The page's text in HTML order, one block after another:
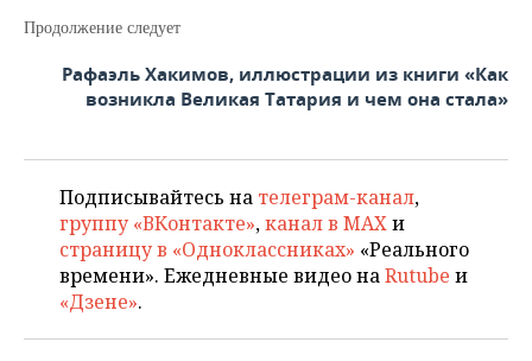
Продолжение следует
Рафаэль Хакимов, иллюстрации из книги «Как
возникла Великая Татария и чем она стала»
Подписывайтесь на телеграм-канал,
группу «ВКонтакте»,канал в MAXи
страницу в «Одноклассниках» «Реального
времени». Ежедневные видео наRutube и
«Дзене».